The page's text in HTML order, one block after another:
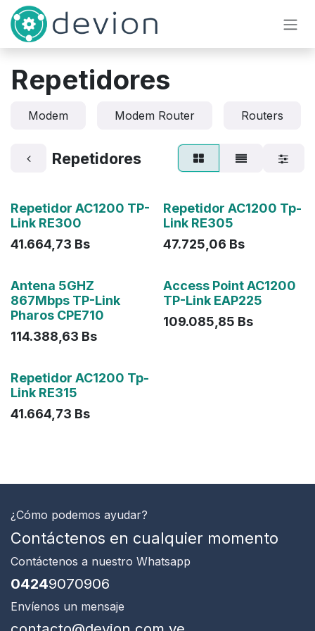
Ir al contenido
Repetidores
Modem Modem Router Routers
Repetidores
Agotado
Repetidor AC1200 TP-
Link RE300
41.664,73 Bs Agotado
Repetidor AC1200 Tp-
Link RE305
47.725,06 Bs
Antena 5GHZ
867Mbps TP-Link
Pharos CPE710
114.388,63 Bs
Agotado
Access Point AC1200
TP-Link EAP225
109.085,85 Bs
Agotado
Repetidor AC1200 Tp-
Link RE315
41.664,73 Bs
¿Cómo podemos ayudar?
Contáctenos en cualquier momento
Contáctenos a nuestro Whatsapp
04249070906
Envíenos un mensaje